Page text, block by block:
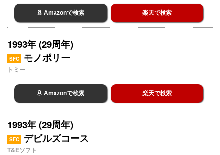
Amazonで検索 楽天で検索
1993年 (29周年)
SFC モノポリー
トミー
Amazonで検索 楽天で検索
1993年 (29周年)
SFC デビルズコース
T&Eソフト